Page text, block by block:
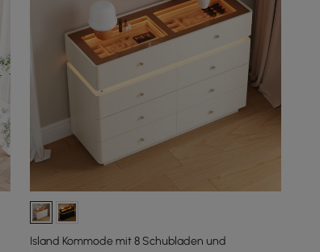
Island Kommode mit 8 Schubladen und